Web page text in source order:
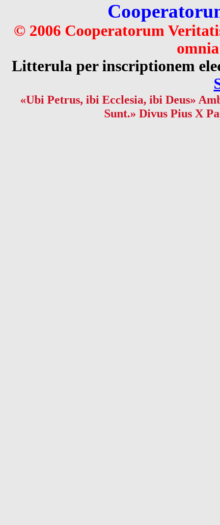
© 2006 Cooperatorum
Litterula per inscriptionem
«Ubi Petrus, ibi Ecclesia, ibi Deus»
Sunt.» Divus Pius X